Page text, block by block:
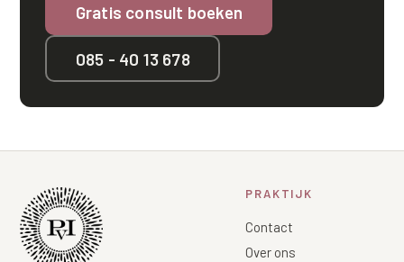
Gratis consult boeken
085 - 40 13 678
PRAKTIJK
Contact
Over ons